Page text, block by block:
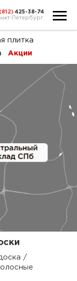
и
(812) 425-38-74
Петербург
плитка
Акции
/